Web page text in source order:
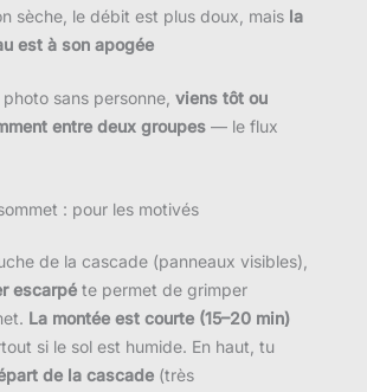
sèche, le débit est plus doux, mais la
est à son apogée
sans personne, viens tôt ou
entre deux groupes — le flux
: pour les motivés
de la cascade (panneaux visibles),
escarpé te permet de grimper
La montée est courte (15–20 min)
si le sol est humide. En haut, tu
de la cascade (très